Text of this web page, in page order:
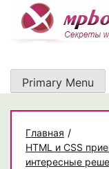
content
Primary Menu
Главная /
HTML и CSS
интересные